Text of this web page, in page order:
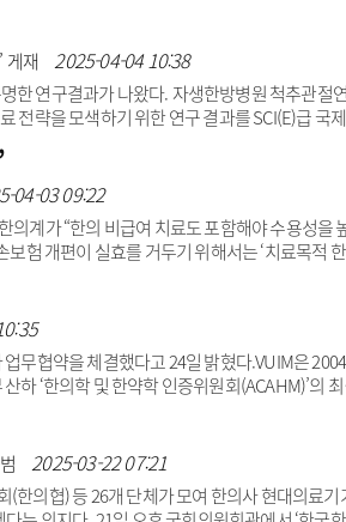
마크’를 간판에 그려 넣었다. 아울러 카페에서
로고를 새겼다.특히 카페 입구 옆 벽면에는 선수
게재 2025-04-04 10:38
한 연구결과가 나왔다. 자생한방병원 척추관절
전략을 모색하기 위한 연구 결과를 SCI(E)급 국
명에 달하며 장년층과 고령층에서 발병률이 높다.
하는 치료법은 확립되지 않은 상태다.이에 연구팀
04-03 09:22
계가 “한의 비급여 치료도 포함해야 수용성을
험 개편이 실효를 거두기 위해서는 ‘치료목적
다. 2세대 일부와 3세대, 4세대 실손보험 가입자는
입해야 한다.한의협은 자발적인 전환을 유도해
무협약을 체결했다고 24일 밝혔다.VUIM은
하 ‘한의학 및 한약학 인증위원회(ACAHM)’의
에서 열린 ‘국제통합의학 연합학회(ACIMH)’에
다.이 자리에서 자생한방병원 의료진들은 존 유
2025-03-22 07:21
한의협) 등 26개 단체가 모여 한의사 현대의료기